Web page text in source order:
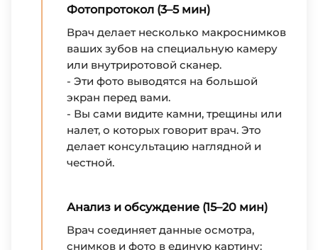
Фотопротокол (3–5 мин)
Врач делает несколько макроснимков
ваших зубов на специальную камеру
или внутриротовой сканер.
- Эти фото выводятся на большой
экран перед вами.
- Вы сами видите камни, трещины или
налет, о которых говорит врач. Это
делает консультацию наглядной и
честной.
Анализ и обсуждение (15–20 мин)
Врач соединяет данные осмотра,
снимков и фото в единую картину: